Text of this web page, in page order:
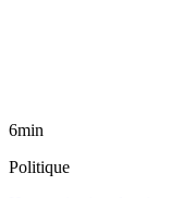
6min
Politique